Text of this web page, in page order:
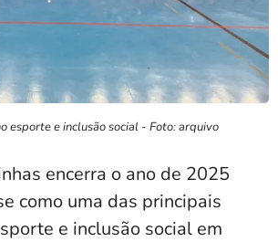
esporte e inclusão social - Foto: arquivo
encerra o ano de 2025
como uma das principais
e inclusão social em